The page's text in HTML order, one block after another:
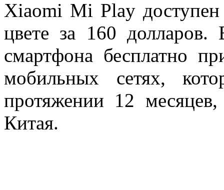
Xiaomi Mi Play
цвете за 160 долларов.
смартфона бесплатно
мобильных сетях,
протяжении 12
Китая.